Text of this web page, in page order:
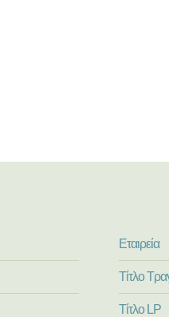
Εταιρεία
Τίτλο
Τίτλο LP